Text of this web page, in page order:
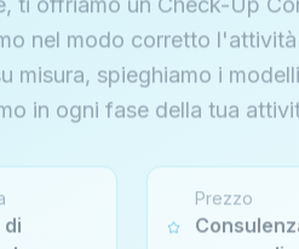
nel modo corretto l'attività
misura, spieghiamo i
in ogni fase della tua
Consulenza